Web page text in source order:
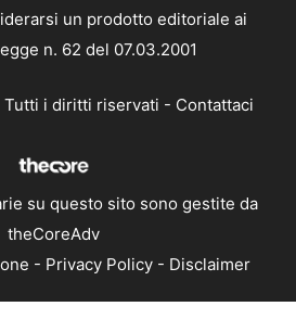
un prodotto editoriale ai
n. 62 del 07.03.2001
i diritti riservati - Contattaci
su questo sito sono gestite da
theCoreAdv
- Privacy Policy - Disclaimer